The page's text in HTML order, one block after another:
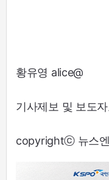
황유영 alice@
기사제보 및 보도
copyrightⓒ 뉴스엔